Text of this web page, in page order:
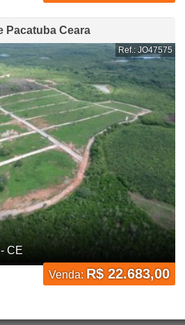
Pacatuba Ceara
Ref.: JO47575
CE
Venda: R$ 22.683,00